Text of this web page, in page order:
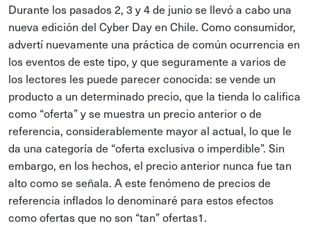
Durante los pasados 2, 3 y 4 de junio se llevó a cabo una
nueva edición del Cyber Day en Chile. Como consumidor,
advertí nuevamente una práctica de común ocurrencia en
los eventos de este tipo, y que seguramente a varios de
los lectores les puede parecer conocida: se vende un
producto a un determinado precio, que la tienda lo califica
como “oferta” y se muestra un precio anterior o de
referencia, considerablemente mayor al actual, lo que le
da una categoría de “oferta exclusiva o imperdible”. Sin
embargo, en los hechos, el precio anterior nunca fue tan
alto como se señala. A este fenómeno de precios de
referencia inflados lo denominaré para estos efectos
como ofertas que no son “tan” ofertas1.